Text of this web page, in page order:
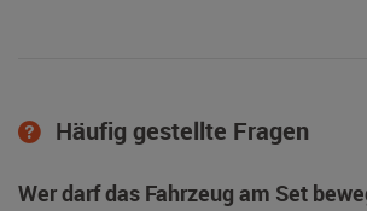
Häufig gestellte Fragen
Wer darf das Fahrzeug am Set